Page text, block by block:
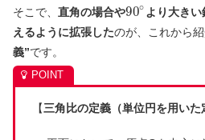
そこで、 直角の場合や90∘ より大き
えるように拡張したのが、これから
義”です。
【三角比の定義（単位円を用いた